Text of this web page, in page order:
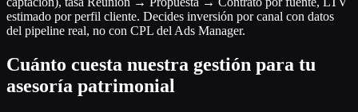
estimado por perfil cliente. Decides inversión por canal con datos
del pipeline real, no con CPL del Ads Manager.
Cuánto cuesta nuestra gestión para tu
asesoría patrimonial